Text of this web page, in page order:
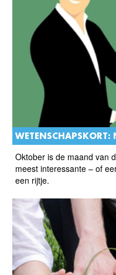
WETENSCHAPSKORT:
Oktober is de maand van
meest interessante – of
een rijtje.